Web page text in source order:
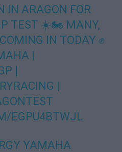
IN ARAGON FOR
TEST ☀️🏍️ MANY,
IN TODAY ✊
|
|
|
EGPU4BTWJL
YAMAHA